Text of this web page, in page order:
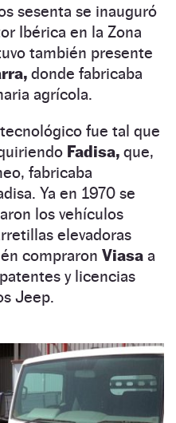
sesenta se inauguró
Ibérica en la Zona
también presente
donde fabricaba
agrícola.
fue tal que
Fadisa, que,
fabricaba
Ya en 1970 se
los vehículos
elevadoras
compraron Viasa a
y licencias
Jeep.